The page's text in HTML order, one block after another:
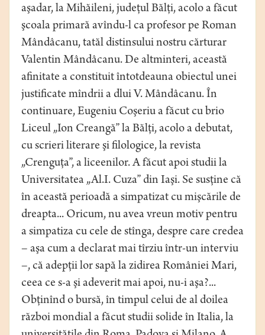
aşadar, la Mihăileni, judeţul Bălţi, acolo a făcut
şcoala primară avîndu-l ca profesor pe Roman
Mândâcanu, tatăl distinsului nostru cărturar
Valentin Mândâcanu. De altminteri, această
afinitate a constituit întotdeauna obiectul unei
justificate mîndrii a dlui V. Mândâcanu. În
continuare, Eugeniu Coşeriu a făcut cu brio
Liceul „Ion Creangă” la Bălţi, acolo a debutat,
cu scrieri literare şi filologice, la revista
„Crenguţa”, a liceenilor. A făcut apoi studii la
Universitatea „Al.I. Cuza” din Iaşi. Se susţine că
în această perioadă a simpatizat cu mişcările de
dreapta... Oricum, nu avea vreun motiv pentru
a simpatiza cu cele de stînga, despre care credea
– aşa cum a declarat mai tîrziu într-un interviu
–, că adepţii lor sapă la zidirea României Mari,
ceea ce s-a şi adeverit mai apoi, nu-i aşa?...
Obţinînd o bursă, în timpul celui de al doilea
război mondial a făcut studii solide în Italia, la